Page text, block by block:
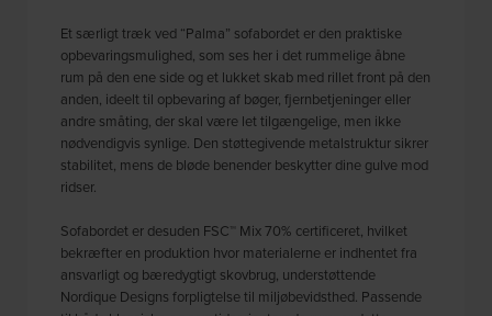
Et særligt træk ved “Palma” sofabordet er den praktiske
opbevaringsmulighed, som ses her i det rummelige åbne
rum på den ene side og et lukket skab med rillet front på den
anden, ideelt til opbevaring af bøger, fjernbetjeninger eller
andre småting, der skal være let tilgængelige, men ikke
nødvendigvis synlige. Den støttegivende metalstruktur sikrer
stabilitet, mens de bløde benender beskytter dine gulve mod
ridser.
Sofabordet er desuden FSC™ Mix 70% certificeret, hvilket
bekræfter en produktion hvor materialerne er indhentet fra
ansvarligt og bæredygtigt skovbrug, understøttende
Nordique Designs forpligtelse til miljøbevidsthed. Passende